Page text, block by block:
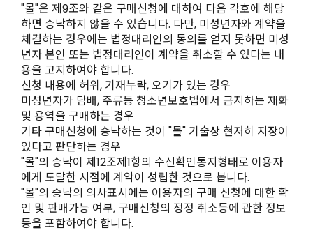
"몰"은 제9조와 같은 구매신청에 대하여 다음 각호에 해당
하면 승낙하지 않을 수 있습니다. 다만, 미성년자와 계약을
체결하는 경우에는 법정대리인의 동의를 얻지 못하면 미성
년자 본인 또는 법정대리인이 계약을 취소할 수 있다는 내
용을 고지하여야 합니다.
신청 내용에 허위, 기재누락, 오기가 있는 경우
미성년자가 담배, 주류등 청소년보호법에서 금지하는 재화
및 용역을 구매하는 경우
기타 구매신청에 승낙하는 것이 "몰" 기술상 현저히 지장이
있다고 판단하는 경우
"몰"의 승낙이 제12조제1항의 수신확인통지형태로 이용자
에게 도달한 시점에 계약이 성립한 것으로 봅니다.
"몰"의 승낙의 의사표시에는 이용자의 구매 신청에 대한 확
인 및 판매가능 여부, 구매신청의 정정 취소등에 관한 정보
등을 포함하여야 합니다.